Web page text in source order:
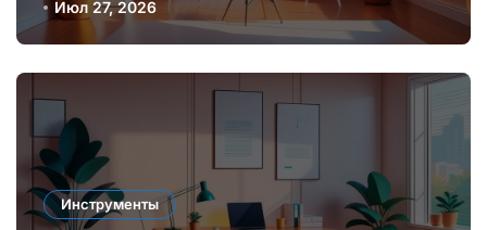
и увеличения дохода онлайн
Июл 27, 2026
Инструменты